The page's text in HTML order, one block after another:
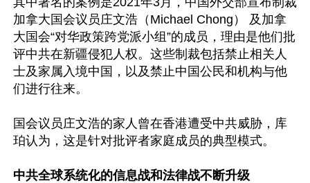
加拿大国会议员庄文浩（Michael Chong） 及加拿
大国会“对华政策跨党派小组”的成员，理由是他们批
评中共在新疆侵犯人权。这些制裁包括禁止相关人
士及家属入境中国，以及禁止中国公民和机构与他
们进行往来。
国会议员庄文浩的家人曾在香港遭受中共威胁，库
珀认为，这是针对批评者家庭成员的典型模式。
中共全球系统化的信息战和法律战不断升级